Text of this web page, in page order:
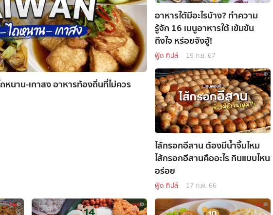
หนาน-เกาสง อาหารท้องถิ่นที่ไม่ควร
อาหารใต้มีอะไรบ้าง? ทำความ
รู้จัก 16 เมนูอาหารใต้ เข้มข้น
ถึงใจ หร่อยจังฮู้!
ฟู้ด ทิปส์ 19 ก.ย. 67
ไส้กรอกอีสาน ต้องมีน้ำจิ้มไหม
ไส้กรอกอีสานคืออะไร กินแบบไหน
อร่อย
ฟู้ด ทิปส์ 17 ก.พ. 66